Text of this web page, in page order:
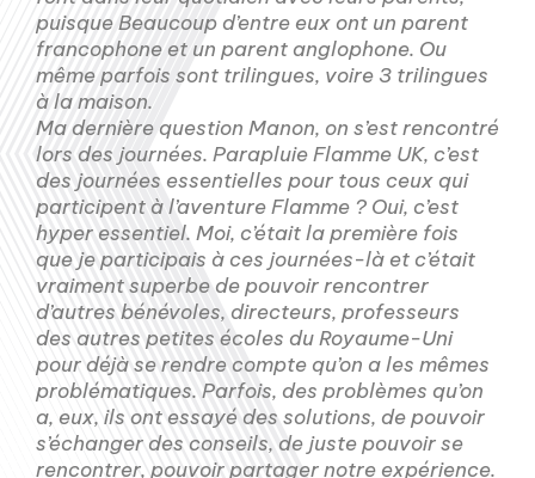
puisque Beaucoup d’entre eux ont un parent
francophone et un parent anglophone. Ou
même parfois sont trilingues, voire 3 trilingues
à la maison.
Ma dernière question Manon, on s’est rencontré
lors des journées. Parapluie Flamme UK, c’est
des journées essentielles pour tous ceux qui
participent à l’aventure Flamme ? Oui, c’est
hyper essentiel. Moi, c’était la première fois
que je participais à ces journées-là et c’était
vraiment superbe de pouvoir rencontrer
d’autres bénévoles, directeurs, professeurs
des autres petites écoles du Royaume-Uni
pour déjà se rendre compte qu’on a les mêmes
problématiques. Parfois, des problèmes qu’on
a, eux, ils ont essayé des solutions, de pouvoir
s’échanger des conseils, de juste pouvoir se
rencontrer, pouvoir partager notre expérience.